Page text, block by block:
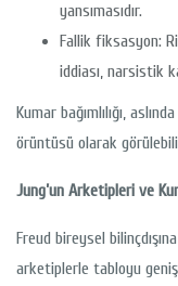
yansımasıdır.
Fallik fiksasyon:
iddiası, narsistik
Kumar bağımlılığı,
örüntüsü olarak
Jung’un Arketipleri ve
Freud bireysel
arketiplerle tabloyu